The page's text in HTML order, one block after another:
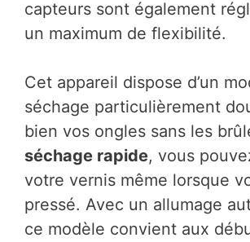
capteurs sont également
un maximum de flexibilité.
Cet appareil dispose d’un
séchage particulièrement
bien vos ongles sans les
séchage rapide, vous
votre vernis même lorsque
pressé. Avec un allumage
ce modèle convient aux